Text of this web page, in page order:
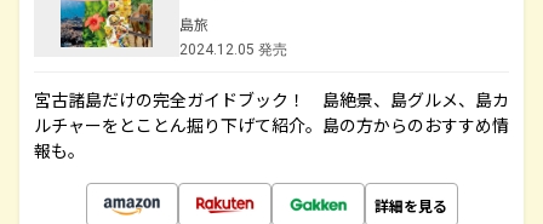
島旅
2024.12.05 発売
宮古諸島だけの完全ガイドブック！ 島絶景、島グルメ、島カ
ルチャーをとことん掘り下げて紹介。島の方からのおすすめ情
報も。
詳細を見る